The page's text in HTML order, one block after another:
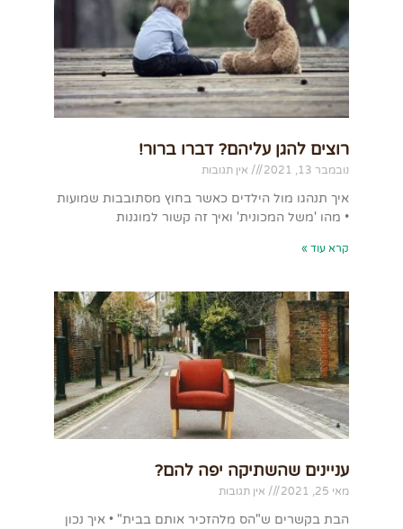
רוצים להגן עליהם? דברו ברור!
נובמבר 13, 2021 אין תגובות
איך תנהגו מול הילדים כאשר בחוץ מסתובבות שמועות
• מהו 'משל המכונית' ואיך זה קשור למוגנות
קרא עוד »
עניינים שהשתיקה יפה להם?
מאי 25, 2021 אין תגובות
הבת בקשרים ש"הס מלהזכיר אותם בבית" • איך נכון